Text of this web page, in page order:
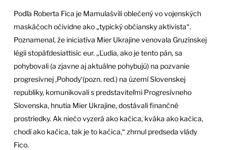
Podľa Roberta Fica je Mamulašvili oblečený vo vojenských
maskáčoch očividne ako „typický občiansky aktivista“.
Poznamenal, že iniciatíva Mier Ukrajine venovala Gruzínskej
légii stopäťdesiattisíc eur. „Ľudia, ako je tento pán, sa
pohybovali (a zjavne aj aktuálne pohybujú) na pozvanie
progresívnej ‚Pohody‘(pozn. red.) na území Slovenskej
republiky, komunikovali s predstaviteľmi Progresívneho
Slovenska, hnutia Mier Ukrajine, dostávali finančné
prostriedky. Ak niečo vyzerá ako kačica, kváka ako kačica,
chodí ako kačica, tak je to kačica,“ zhrnul predseda vlády
Fico.